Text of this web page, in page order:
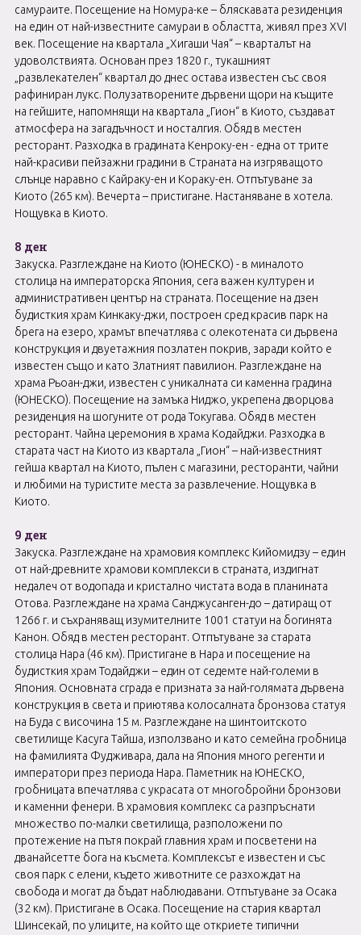
самураите. Посещение на Номура-ке – бляскавата резиденция
на един от най-известните самураи в областта, живял през XVI
век. Посещение на квартала „Хигаши Чая“ – кварталът на
удоволствията. Основан през 1820 г., тукашният
„развлекателен“ квартал до днес остава известен със своя
рафиниран лукс. Полузатворените дървени щори на къщите
на гейшите, напомнящи на квартала „Гион“ в Киото, създават
атмосфера на загадъчност и носталгия. Обяд в местен
ресторант. Разходка в градината Кенроку-ен - една от трите
най-красиви пейзажни градини в Страната на изгряващото
слънце наравно с Кайраку-ен и Кораку-ен. Отпътуване за
Киото (265 км). Вечерта – пристигане. Настаняване в хотела.
Нощувка в Киото.
8 ден
Закуска. Разглеждане на Киото (ЮНЕСКО) - в миналото
столица на императорска Япония, сега важен културен и
административен център на страната. Посещение на дзен
будисткия храм Кинкаку-джи, построен сред красив парк на
брега на езеро, храмът впечатлява с олекотената си дървена
конструкция и двуетажния позлатен покрив, заради който е
известен също и като Златният павилион. Разглеждане на
храма Рьоан-джи, известен с уникалната си каменна градина
(ЮНЕСКО). Посещение на замъка Ниджо, укрепена дворцова
резиденция на шогуните от рода Токугава. Обяд в местен
ресторант. Чайна церемония в храма Кодайджи. Разходка в
старата част на Киото из квартала „Гион“ – най-известният
гейша квартал на Киото, пълен с магазини, ресторанти, чайни
и любими на туристите места за развлечение. Нощувка в
Киото.
9 ден
Закуска. Разглеждане на храмовия комплекс Кийомидзу – един
от най-древните храмови комплекси в страната, издигнат
недалеч от водопада и кристално чистата вода в планината
Отова. Разглеждане на храма Санджусанген-до – датиращ от
1266 г. и съхраняващ изумителните 1001 статуи на богинята
Канон. Обяд в местен ресторант. Отпътуване за старата
столица Нара (46 км). Пристигане в Нара и посещение на
будисткия храм Тодайджи – един от седемте най-големи в
Япония. Основната сграда е призната за най-голямата дървена
конструкция в света и приютява колосалната бронзова статуя
на Буда с височина 15 м. Разглеждане на шинтоитското
светилище Касуга Тайша, използвано и като семейна гробница
на фамилията Фудживара, дала на Япония много регенти и
императори през периода Нара. Паметник на ЮНЕСКО,
гробницата впечатлява с украсата от многобройни бронзови
и каменни фенери. В храмовия комплекс са разпръснати
множество по-малки светилища, разположени по
протежение на пътя покрай главния храм и посветени на
дванайсетте бога на късмета. Комплексът e известен и със
своя парк с елени, където животните се разхождат на
свобода и могат да бъдат наблюдавани. Отпътуване за Осака
(32 км). Пристигане в Осака. Посещение на стария квартал
Шинсекай, по улиците, на който ще откриете типични